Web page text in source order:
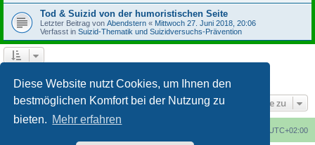
Diese Website nutzt Cookies, um Ihnen den
bestmöglichen Komfort bei der Nutzung zu
bieten. Mehr erfahren
Tod & Suizid von der humoristischen Seite
Letzter Beitrag von Abendstern « Mittwoch 27. Juni 2018, 20:06
Verfasst in Suizid-Thematik und Suizidversuchs-Prävention
Gehe zu
UTC+02:00